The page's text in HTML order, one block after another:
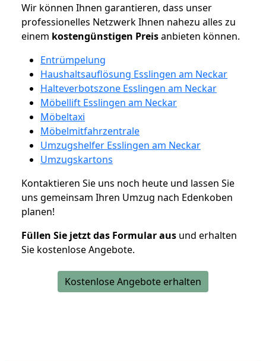
Wir können Ihnen garantieren, dass unser
professionelles Netzwerk Ihnen nahezu alles zu
einem kostengünstigen Preisanbieten können.
Entrümpelung
Haushaltsauflösung Esslingen am Neckar
Halteverbotszone Esslingen am Neckar
Möbellift Esslingen am Neckar
Möbeltaxi
Möbelmitfahrzentrale
Umzugshelfer Esslingen am Neckar
Umzugskartons
Kontaktieren Sie uns noch heute und lassen Sie
uns gemeinsam Ihren Umzug nach Edenkoben
planen!
Füllen Sie jetzt das Formular aus und erhalten
Sie kostenlose Angebote.
Kostenlose Angebote erhalten